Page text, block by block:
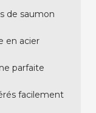
de saumon
en acier
parfaite
facilement